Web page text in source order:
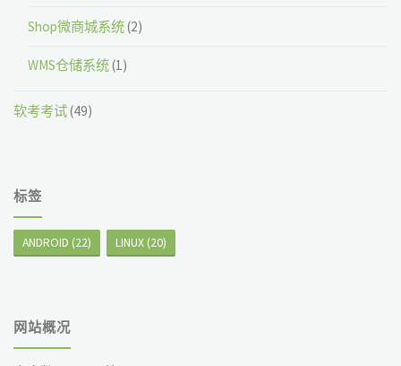
Shop微商城系统(2)
WMS仓储系统(1)
软考考试(49)
标签
ANDROID (22) LINUX (20)
网站概况